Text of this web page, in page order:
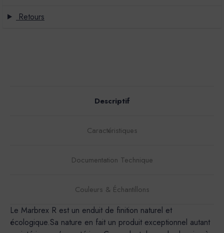
Retours
Descriptif
Caractéristiques
Documentation Technique
Couleurs & Échantillons
Le Marbrex R est un enduit de finition naturel et
écologique.Sa nature en fait un produit exceptionnel autant